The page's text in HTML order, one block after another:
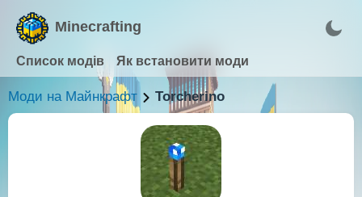
Minecrafting
Список модів Як встановити моди
Моди на Майнкрафт Torcherino